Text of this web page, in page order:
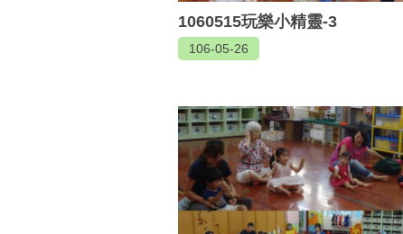
1060515玩樂小精靈-3
106-05-26